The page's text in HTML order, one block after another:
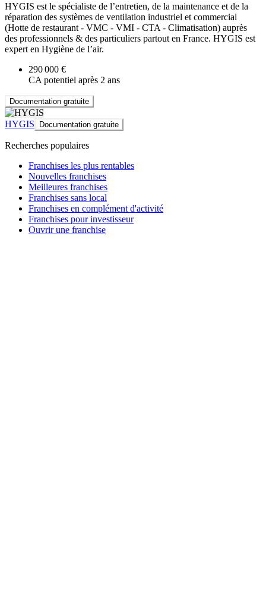
HYGIS est le spécialiste de l’entretien, de la maintenance et de la
réparation des systèmes de ventilation industriel et commercial
(Hotte de restaurant - VMC - VMI - CTA - Climatisation) auprès
des professionnels & des particuliers partout en France. HYGIS est
expert en Hygiène de l’air.
290 000 €
CA potentiel après 2 ans
Documentation gratuite
HYGIS Documentation gratuite
Recherches populaires
Franchises les plus rentables
Nouvelles franchises
Meilleures franchises
Franchises sans local
Franchises en complément d'activité
Franchises pour investisseur
Ouvrir une franchise